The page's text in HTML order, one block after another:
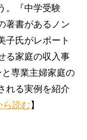
。『中学受験
著書があるノン
子氏がレポート
る家庭の収入事
専業主婦家庭の
れる実例を紹介
ら読む】